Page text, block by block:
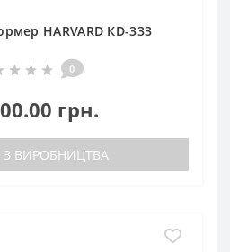
HARVARD КD-333
0
грн.
З ВИРОБНИЦТВА